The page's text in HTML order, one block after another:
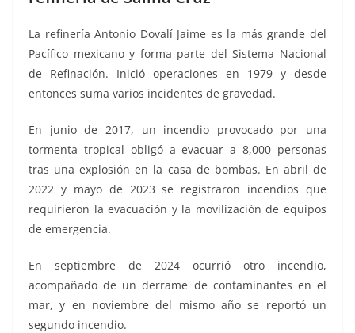
La refinería Antonio Dovalí Jaime es la más grande del
Pacífico mexicano y forma parte del Sistema Nacional
de Refinación. Inició operaciones en 1979 y desde
entonces suma varios incidentes de gravedad.
En junio de 2017, un incendio provocado por una
tormenta tropical obligó a evacuar a 8,000 personas
tras una explosión en la casa de bombas. En abril de
2022 y mayo de 2023 se registraron incendios que
requirieron la evacuación y la movilización de equipos
de emergencia.
En septiembre de 2024 ocurrió otro incendio,
acompañado de un derrame de contaminantes en el
mar, y en noviembre del mismo año se reportó un
segundo incendio.